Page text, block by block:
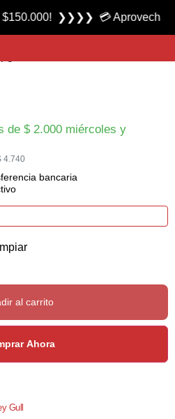
de $2.000 miércoles y
4.740
bancaria
al carrito
Ahora
Gull
❯❯❯❯ 💳 Aprovecha las 3